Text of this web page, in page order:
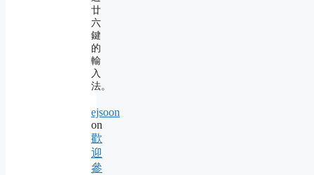
廿
六
鍵
的
輸
入
法。
ejsoon
on
歡
迎
參